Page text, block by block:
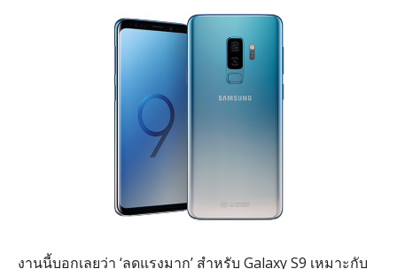
งานนี้บอกเลยว่า ‘ลดแรงมาก’ สำหรับ Galaxy S9 เหมาะกับ